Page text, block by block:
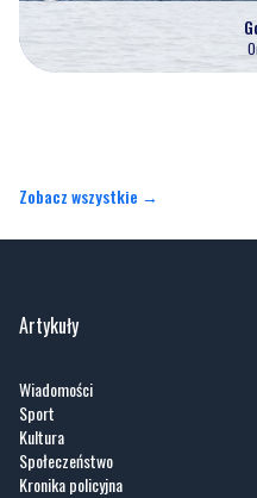
Zobacz wszystkie →
Artykuły
Wiadomości
Sport
Kultura
Społeczeństwo
Kronika policyjna